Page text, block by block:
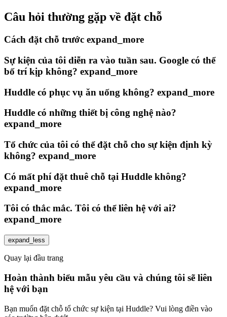
Câu hỏi thường gặp về đặt chỗ
Cách đặt chỗ trước expand_more
Sự kiện của tôi diễn ra vào tuần sau. Google có thể
bố trí kịp không? expand_more
Huddle có phục vụ ăn uống không? expand_more
Huddle có những thiết bị công nghệ nào?
expand_more
Tổ chức của tôi có thể đặt chỗ cho sự kiện định kỳ
không? expand_more
Có mất phí đặt thuê chỗ tại Huddle không?
expand_more
Tôi có thắc mắc. Tôi có thể liên hệ với ai?
expand_more
expand_less
Quay lại đầu trang
Hoàn thành biểu mẫu yêu cầu và chúng tôi sẽ liên
hệ với bạn
Bạn muốn đặt chỗ tổ chức sự kiện tại Huddle? Vui lòng điền vào